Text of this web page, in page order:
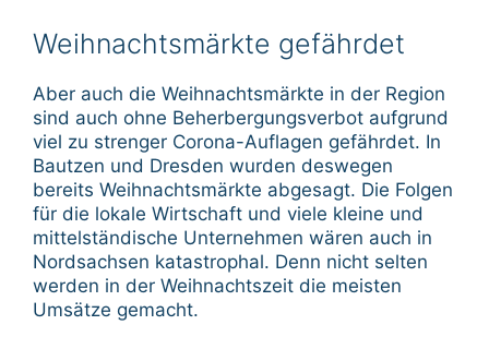
Weihnachtsmärkte gefährdet
Aber auch die Weihnachtsmärkte in der Region
sind auch ohne Beherbergungsverbot aufgrund
viel zu strenger Corona-Auflagen gefährdet. In
Bautzen und Dresden wurden deswegen
bereits Weihnachtsmärkte abgesagt. Die Folgen
für die lokale Wirtschaft und viele kleine und
mittelständische Unternehmen wären auch in
Nordsachsen katastrophal. Denn nicht selten
werden in der Weihnachtszeit die meisten
Umsätze gemacht.